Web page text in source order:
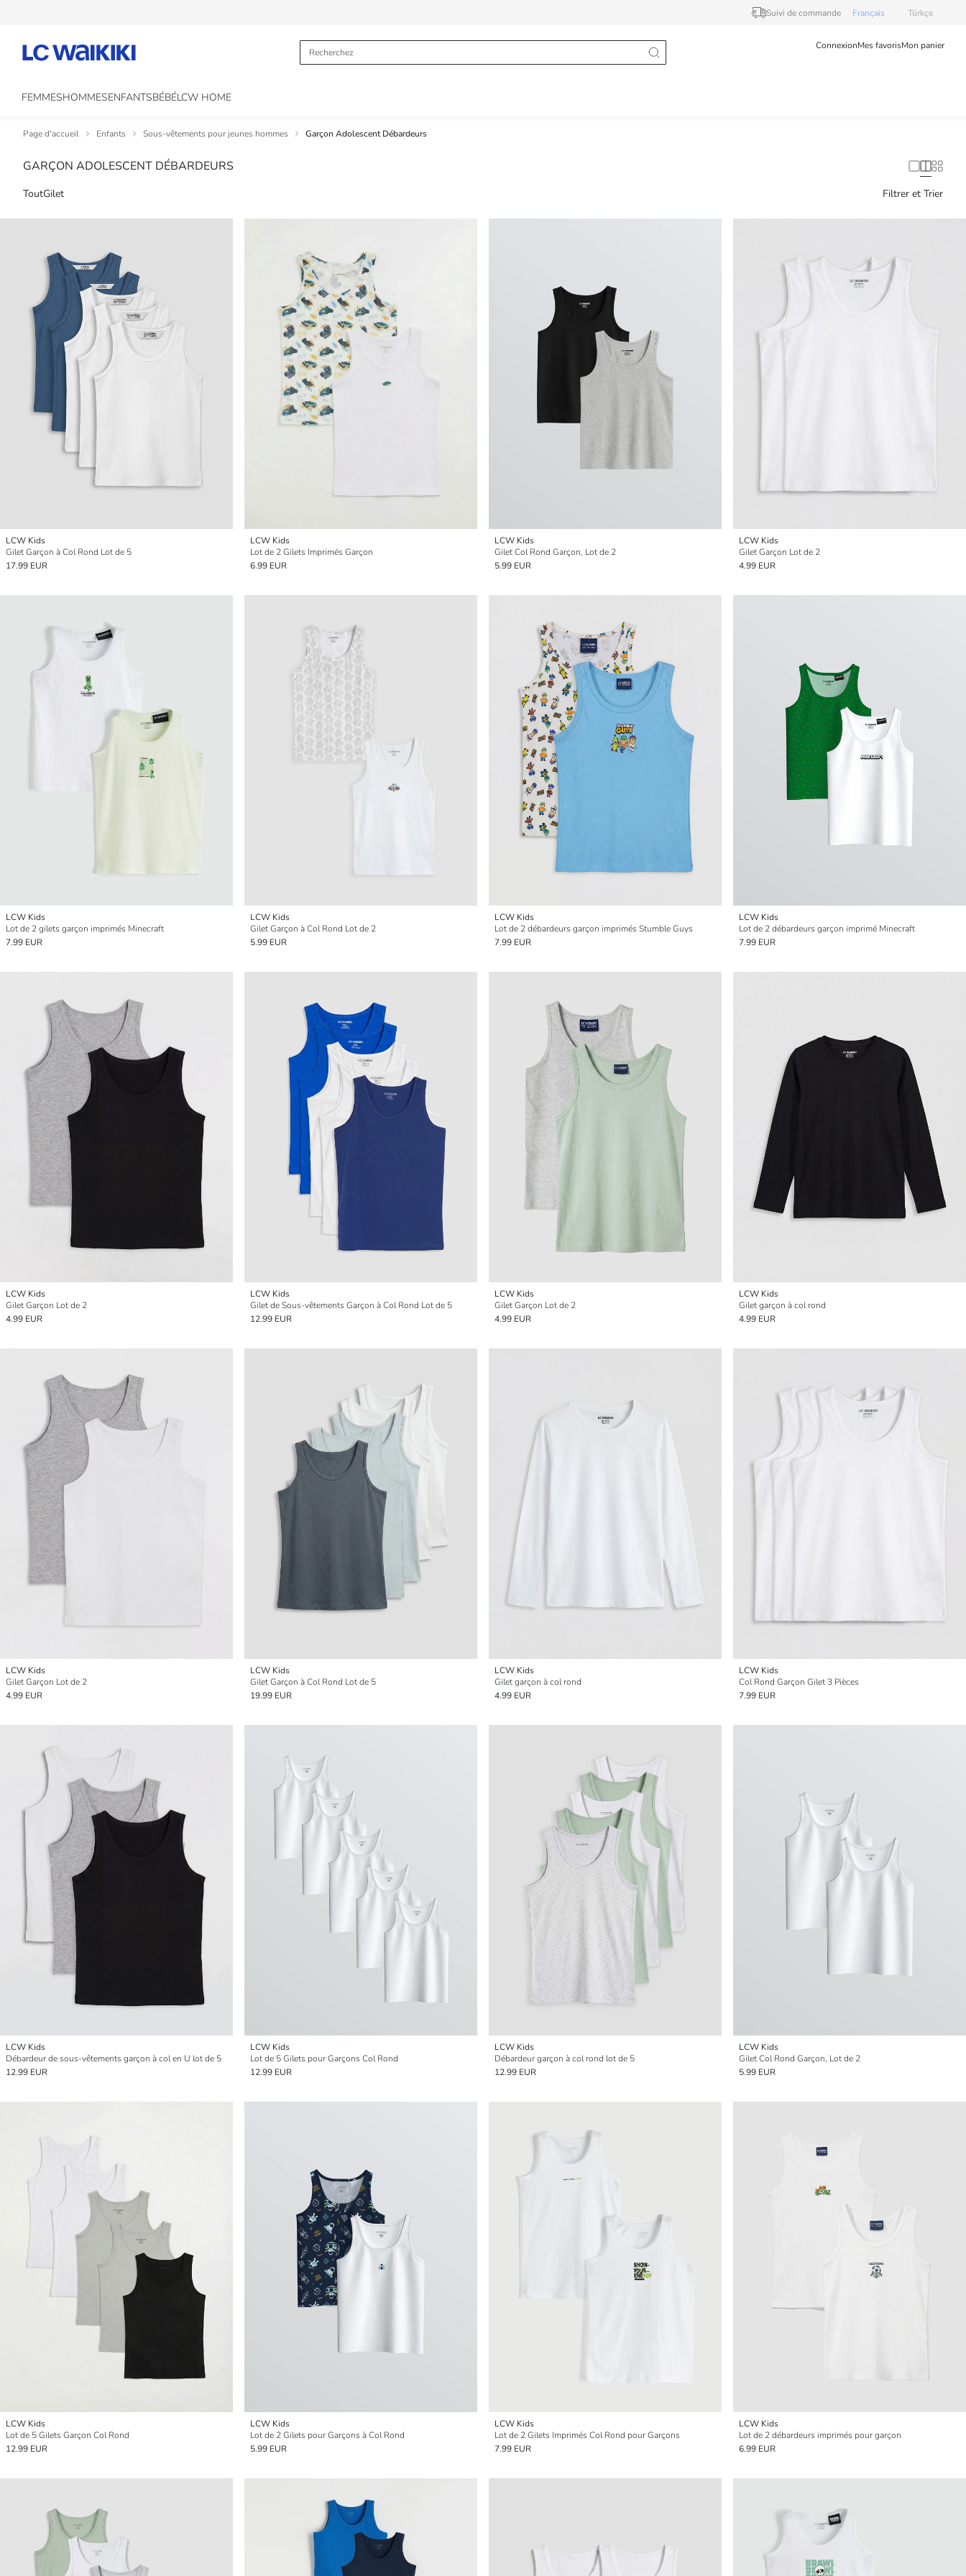
Suivi de commande Français Türkçe
ConnexionMes favorisMon panier
FEMMESHOMMESENFANTSBÉBÉLCW HOME
Page d'accueil Enfants Sous-vêtements pour jeunes hommes Garçon Adolescent Débardeurs
GARÇON ADOLESCENT DÉBARDEURS
ToutGilet Filtrer et Trier
LCW Kids
Gilet Garçon à Col Rond Lot de 5
17.99 EUR
LCW Kids
Lot de 2 Gilets Imprimés Garçon
6.99 EUR
LCW Kids
Gilet Col Rond Garçon, Lot de 2
5.99 EUR
LCW Kids
Gilet Garçon Lot de 2
4.99 EUR
LCW Kids
Lot de 2 gilets garçon imprimés Minecraft
7.99 EUR
LCW Kids
Gilet Garçon à Col Rond Lot de 2
5.99 EUR
LCW Kids
Lot de 2 débardeurs garçon imprimés Stumble Guys
7.99 EUR
LCW Kids
Lot de 2 débardeurs garçon imprimé Minecraft
7.99 EUR
LCW Kids
Gilet Garçon Lot de 2
4.99 EUR
LCW Kids
Gilet de Sous-vêtements Garçon à Col Rond Lot de 5
12.99 EUR
LCW Kids
Gilet Garçon Lot de 2
4.99 EUR
LCW Kids
Gilet garçon à col rond
4.99 EUR
LCW Kids
Gilet Garçon Lot de 2
4.99 EUR
LCW Kids
Gilet Garçon à Col Rond Lot de 5
19.99 EUR
LCW Kids
Gilet garçon à col rond
4.99 EUR
LCW Kids
Col Rond Garçon Gilet 3 Pièces
7.99 EUR
LCW Kids
Débardeur de sous-vêtements garçon à col en U lot de 5
12.99 EUR
LCW Kids
Lot de 5 Gilets pour Garçons Col Rond
12.99 EUR
LCW Kids
Débardeur garçon à col rond lot de 5
12.99 EUR
LCW Kids
Gilet Col Rond Garçon, Lot de 2
5.99 EUR
LCW Kids
Lot de 5 Gilets Garçon Col Rond
12.99 EUR
LCW Kids
Lot de 2 Gilets pour Garçons à Col Rond
5.99 EUR
LCW Kids
Lot de 2 Gilets Imprimés Col Rond pour Garçons
7.99 EUR
LCW Kids
Lot de 2 débardeurs imprimés pour garçon
6.99 EUR